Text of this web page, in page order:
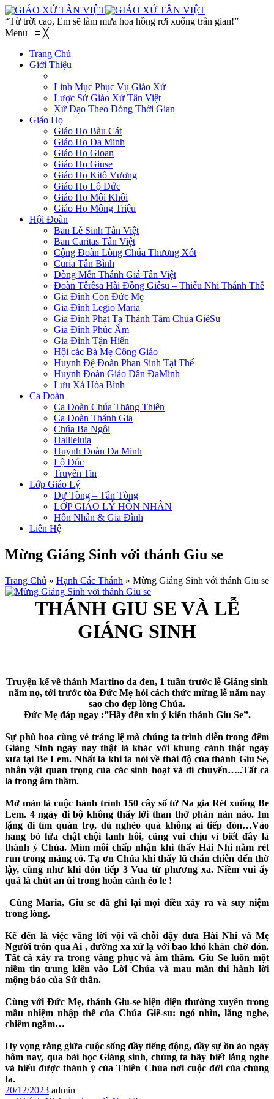
“Từ trời cao, Em sẽ làm mưa hoa hồng rơi xuống trần gian!”
Menu ≡ ╳
Trang Chủ
Giới Thiệu
Linh Mục Phục Vụ Giáo Xứ
Lược Sử Giáo Xứ Tân Việt
Xứ Đạo Theo Dòng Thời Gian
Giáo Họ
Giáo Họ Bàu Cát
Giáo Họ Đa Minh
Giáo Họ Gioan
Giáo Họ Giuse
Giáo Họ Kitô Vương
Giáo Họ Lộ Đức
Giáo Họ Môi Khôi
Giáo Họ Mông Triệu
Hội Đoàn
Ban Lễ Sinh Tân Việt
Ban Caritas Tân Việt
Cộng Đoàn Lòng Chúa Thương Xót
Curia Tân Bình
Dòng Mến Thánh Giá Tân Việt
Đoàn Têrêsa Hài Đồng Giêsu – Thiếu Nhi Thánh Thể
Gia Đình Con Đức Mẹ
Gia Đình Legio Maria
Gia Đình Phạt Tạ Thánh Tâm Chúa GiêSu
Gia Đình Phúc Âm
Gia Đình Tận Hiến
Hội các Bà Mẹ Công Giáo
Huynh Đệ Đoàn Phan Sinh Tại Thế
Huynh Đoàn Giáo Dân ĐaMinh
Lưu Xá Hòa Bình
Ca Đoàn
Ca Đoàn Chúa Thăng Thiên
Ca Đoàn Thánh Gia
Chúa Ba Ngôi
Hallleluia
Huynh Đoàn Đa Minh
Lộ Đúc
Truyền Tin
Lớp Giáo Lý
Dự Tòng – Tân Tòng
LỚP GIÁO LÝ HÔN NHÂN
Hôn Nhân & Gia Đình
Liên Hệ
Mừng Giáng Sinh với thánh Giu se
Trang Chủ » Hạnh Các Thánh » Mừng Giáng Sinh với thánh Giu se
THÁNH GIU SE VÀ LỄ
GIÁNG SINH
Truyện kể về thánh Martino da đen, 1 tuần trước lễ Giáng sinh
năm nọ, tới trước tòa Đức Mẹ hỏi cách thức mừng lễ năm nay
sao cho đẹp lòng Chúa.
Đức Mẹ đáp ngay :”Hãy đến xin ý kiến thánh Giu Se”.
Sự phù hoa cùng vẻ tráng lệ mà chúng ta trình diễn trong đêm
Giáng Sinh ngày nay thật là khác với khung cảnh thật ngày
xưa tại Be Lem. Nhất là khi ta nói về thái độ của thánh Giu Se,
nhân vật quan trọng của các sinh hoạt và di chuyển…..Tất cả
là trong âm thầm.
Mở màn là cuộc hành trình 150 cây số từ Na gia Rét xuống Be
Lem. 4 ngày đi bộ không thấy lời than thở phàn nàn nào. Im
lặng đi tìm quán trọ, dù nghèo quá không ai tiếp đón…Vào
hang bò lừa chật chội tanh hôi, cũng vui chịu vì biết đây là
thánh ý Chúa. Mím môi chấp nhận khi thấy Hài Nhi nằm rét
run trong máng cỏ. Tạ ơn Chúa khi thấy lũ chăn chiên đến thờ
lậy, cũng như khi đón tiếp 3 Vua từ phương xa. Niềm vui ấy
quả là chút an ủi trong hoàn cảnh éo le !
Cùng Maria, Giu se đã ghi lại mọi điều xảy ra và suy niệm
trong lòng.
Kế đến là việc vâng lời vội vã chỗi dậy đưa Hài Nhi và Mẹ
Người trốn qua Ai , đường xa xứ lạ với bao khó khăn chờ đón.
Tất cả xảy ra trong vâng phục và âm thầm. Giu Se luôn một
niềm tin trung kiên vào Lời Chúa và mau mắn thi hành lời
mộng báo của Sứ thần.
Cùng với Đức Mẹ, thánh Giu-se hiện diện thường xuyên trong
mầu nhiệm nhập thế của Chúa Giê-su: ngó nhìn, lắng nghe,
chiêm ngắm…
Hy vọng rằng giữa cuộc sống đầy tiếng động, đầy sự ồn ào ngày
hôm nay, qua bài học Giáng sinh, chúng ta hãy biết lắng nghe
và hiểu được thánh ý của Thiên Chúa nơi cuộc đời của chúng
ta.
20/12/2023 admin